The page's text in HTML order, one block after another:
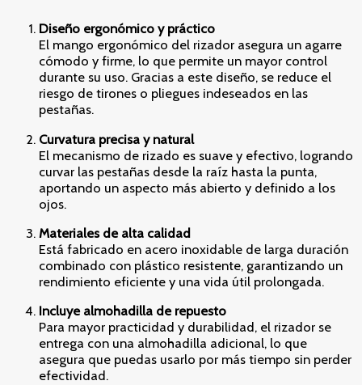
Diseño ergonómico y práctico
El mango ergonómico del rizador asegura un agarre
cómodo y firme, lo que permite un mayor control
durante su uso. Gracias a este diseño, se reduce el
riesgo de tirones o pliegues indeseados en las
pestañas.
Curvatura precisa y natural
El mecanismo de rizado es suave y efectivo, logrando
curvar las pestañas desde la raíz hasta la punta,
aportando un aspecto más abierto y definido a los
ojos.
Materiales de alta calidad
Está fabricado en acero inoxidable de larga duración
combinado con plástico resistente, garantizando un
rendimiento eficiente y una vida útil prolongada.
Incluye almohadilla de repuesto
Para mayor practicidad y durabilidad, el rizador se
entrega con una almohadilla adicional, lo que
asegura que puedas usarlo por más tiempo sin perder
efectividad.